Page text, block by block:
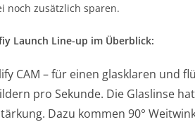
noch zusätzlich sparen.
Launch Line-up im Überblick:
CAM – für einen glasklaren und
pro Sekunde. Die Glaslinse
Dazu kommen 90°